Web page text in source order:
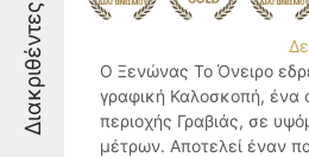
Διακριθέντες
Ο Ξενώνας Το Όνειρο
γραφική Καλοσκοπή, ένα
περιοχής Γραβιάς, σε
μέτρων. Αποτελεί έναν